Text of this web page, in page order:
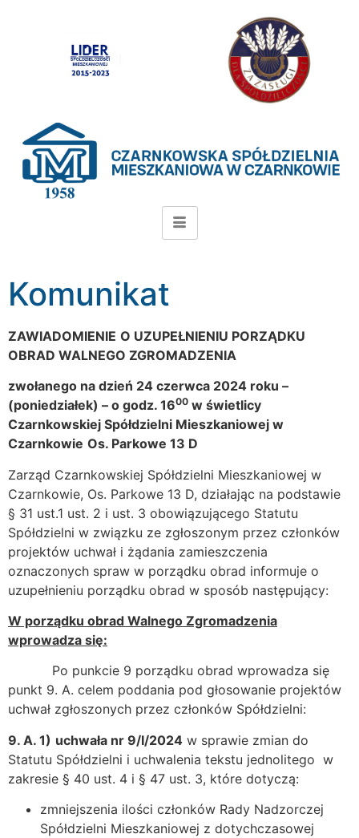
Komunikat
ZAWIADOMIENIE O UZUPEŁNIENIU PORZĄDKU
OBRAD WALNEGO ZGROMADZENIA
zwołanego na dzień 24 czerwca 2024 roku –
(poniedziałek) – o godz. 1600 w świetlicy
Czarnkowskiej Spółdzielni Mieszkaniowej w
Czarnkowie Os. Parkowe 13 D
Zarząd Czarnkowskiej Spółdzielni Mieszkaniowej w
Czarnkowie, Os. Parkowe 13 D, działając na podstawie
§ 31 ust.1 ust. 2 i ust. 3 obowiązującego Statutu
Spółdzielni w związku ze zgłoszonym przez członków
projektów uchwał i żądania zamieszczenia
oznaczonych spraw w porządku obrad informuje o
uzupełnieniu porządku obrad w sposób następujący:
W porządku obrad Walnego Zgromadzenia
wprowadza się:
Po punkcie 9 porządku obrad wprowadza się
punkt 9. A. celem poddania pod głosowanie projektów
uchwał zgłoszonych przez członków Spółdzielni:
9. A. 1) uchwała nr 9/I/2024 w sprawie zmian do
Statutu Spółdzielni i uchwalenia tekstu jednolitego w
zakresie § 40 ust. 4 i § 47 ust. 3, które dotyczą:
zmniejszenia ilości członków Rady Nadzorczej
Spółdzielni Mieszkaniowej z dotychczasowej